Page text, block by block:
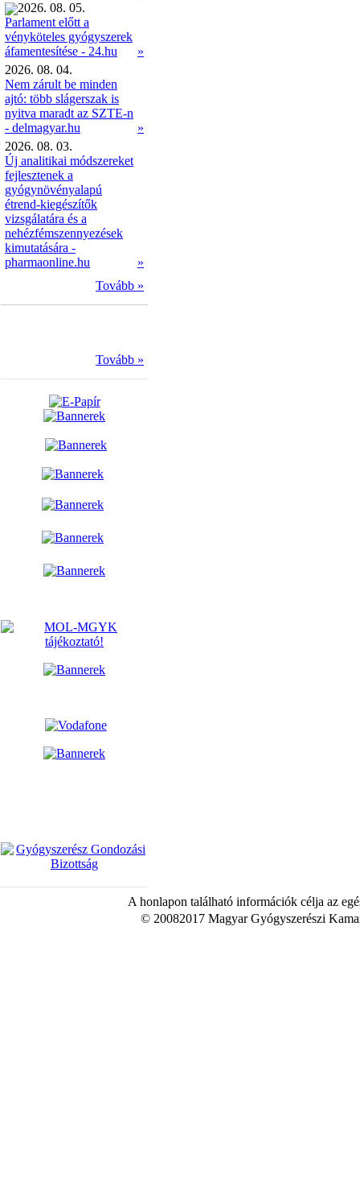
2026. 08. 05.
Parlament előtt a
vényköteles gyógyszerek
áfamentesítése - 24.hu
»
2026. 08. 04.
Nem zárult be minden
ajtó: több slágerszak is
nyitva maradt az SZTE-n
- delmagyar.hu
»
2026. 08. 03.
Új analitikai módszereket
fejlesztenek a
gyógynövényalapú
étrend-kiegészítők
vizsgálatára és a
nehézfémszennyezések
kimutatására -
pharmaonline.hu
»
Tovább »
Tovább »
A honlapon található információk célja az
© 20082017 Magyar Gyógyszerészi